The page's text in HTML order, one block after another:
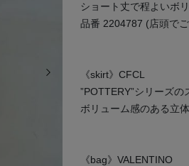
ショート丈で程よいボ
品番 2204787 (店頭で
《skirt》CFCL
”POTTERY”シリーズの
ボリューム感のある立
《bag》VALENTINO